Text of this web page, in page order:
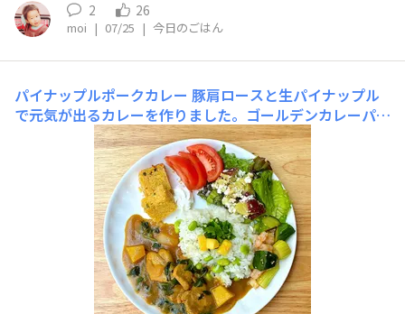
2 26
moi | 07/25 | 今日のごはん
パイナップルポークカレー 豚肩ロースと生パイナップル
で元気が出るカレーを作りました。ゴールデンカレーパウ
ダールウをベースに、今回はほんの少しココナッツミルク
パウダーを足してあります。つけあわせはよく冷やした海
老入りピリ辛サラダと甘〜いおさつポテサラ。デザートは
小笠原産のパッションフルーツを焼き込んだパウンドケー
キを添えました